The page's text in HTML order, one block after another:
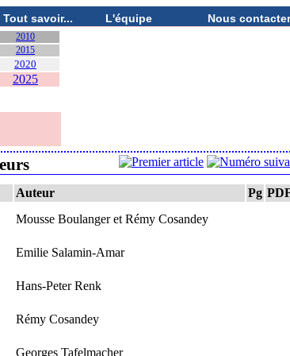
Tout savoir... L'équipe Nous contacter
2010
2015
2020
2025
Auteur Pg
Mousse Boulanger et Rémy Cosandey
Emilie Salamin-Amar
Hans-Peter Renk
Rémy Cosandey
Georges Tafelmacher